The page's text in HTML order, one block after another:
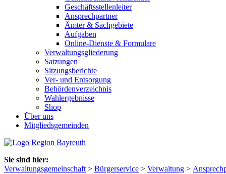
Geschäftsstellenleiter
Ansprechpartner
Ämter & Sachgebiete
Aufgaben
Online-Dienste & Formulare
Verwaltungsgliederung
Satzungen
Sitzungsberichte
Ver- und Entsorgung
Behördenverzeichnis
Wahlergebnisse
Shop
Über uns
Mitgliedsgemeinden
Sie sind hier:
Verwaltungsgemeinschaft > Bürgerservice > Verwaltung >